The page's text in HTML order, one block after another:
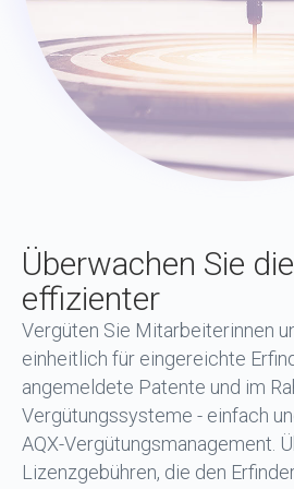
Überwachen Sie
effizienter
Vergüten Sie Mitarbeiterinnen
einheitlich für eingereichte
angemeldete Patente und im
Vergütungssysteme - einfach
AQX-Vergütungsmanagement.
Lizenzgebühren, die den